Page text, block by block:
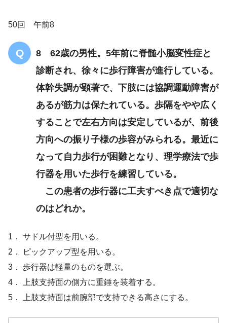
ときに
脊髄小脳変性症の初期
50回 午前8
8 62歳の男性。5年前に脊髄小脳変性症と
診断され、徐々に歩行障害が進行している。
体幹失調が顕著で、下肢には協調運動障害が
あるが筋力は保たれている。歩隔をやや広く
することで左右方向は安定しているが、前後
方向への振り子様の歩容がみられる。最近に
なって自力歩行が困難となり、理学療法で歩
行器を用いた歩行を練習している。
この患者の歩行器に工夫すべき点で適切な
のはどれか。
1． サドル付型を用いる。
2． ピックアップ型を用いる。
3． 歩行器は軽量のものを選ぶ。
4． 上肢支持面の側方に重錘を装着する。
5． 上肢支持面は前腕部で支持できる高さにする。